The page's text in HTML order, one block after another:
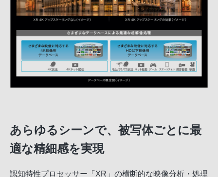
あらゆるシーンで、被写体ごとに最
適な精細感を実現
認知特性プロセッサー「XR」の横断的な映像分析・処理